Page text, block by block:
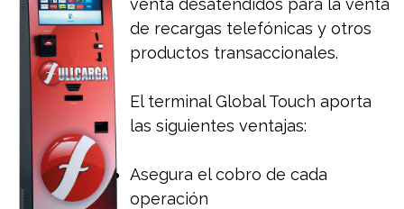
venta desatendidos para la venta
de recargas telefónicas y otros
productos transaccionales.
El terminal Global Touch aporta
las siguientes ventajas:
Asegura el cobro de cada
operación